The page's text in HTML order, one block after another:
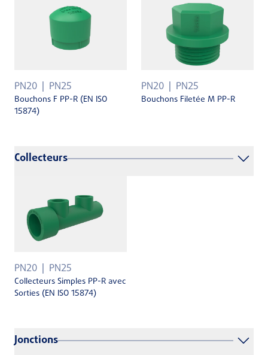
PN20 PN25
Bouchons F PP-R (EN ISO
15874)
PN20 PN25
Bouchons Filetée M PP-R
Collecteurs
PN20 PN25
Collecteurs Simples PP-R avec
Sorties (EN ISO 15874)
Jonctions